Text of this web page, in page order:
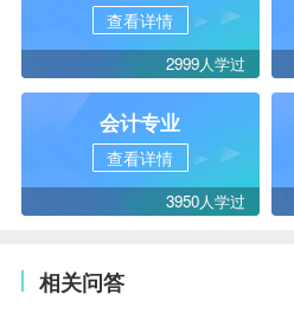
查看详情
2999人学过
会计专业
查看详情
3950人学过
相关问答